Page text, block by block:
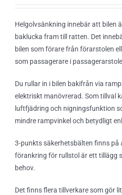
Helgolvsänkning innebär att bilen
baklucka fram till ratten. Det
bilen som förare från förarstolen
som passagerare i
Du rullar in i bilen bakifrån via
elektriskt manövrerad. Som tillval
luftfjädring och nigningsfunktion
mindre rampvinkel och betydligt
3-punkts säkerhetsbälten finns på
förankring för rullstol är ett tillägg
behov.
Det finns flera tillverkare som gör